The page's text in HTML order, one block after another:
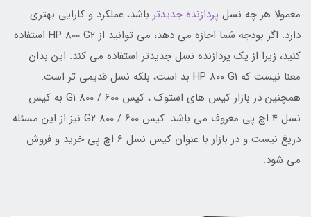
معمولا هر چه نسل پردازنده جدیدتر باشد، عملکرد و کارایی بهتری
دارد. اگر بودجه شما اجازه می دهد، می توانید از HP 800 G2 استفاده
کنید، زیرا از یک پردازنده نسل جدیدتر استفاده می کند. این بدان
معنا نیست که HP 800 G1 بد است، بلکه نسل قدیمی تر است.
همچنین در بازار کیس های استوک ، کیس 600 / 800 G1 به کیس
نسل 4 اچ پی معروف می باشد. کیس 600 / 800 G2 نیز از این مسئله
دریغ نیست و در بازار با عنوان کیس نسل 6 اچ پی خرید و فروش
می شود.